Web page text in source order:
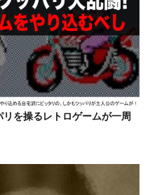
リを操るレトロゲームが一周